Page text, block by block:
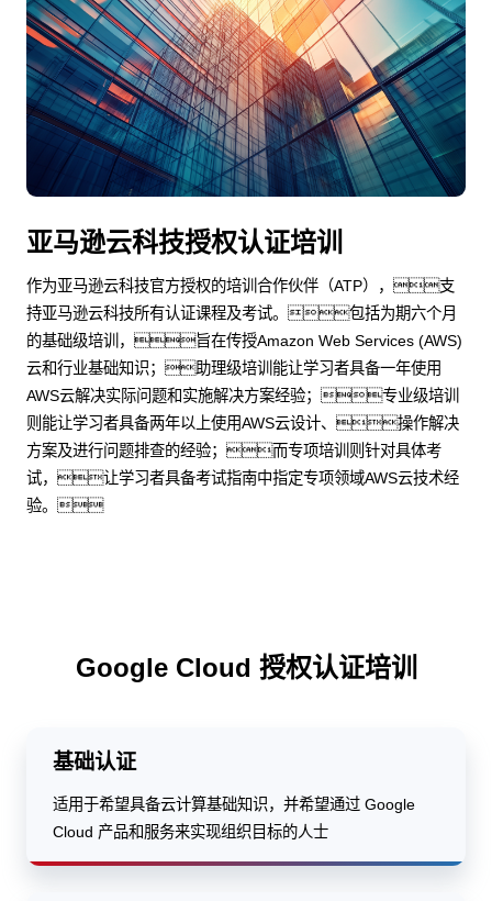
亚马逊云科技授权认证培训
作为亚马逊云科技官方授权的培训合作伙伴（ATP），支
持亚马逊云科技所有认证课程及考试。包括为期六个月
的基础级培训，旨在传授Amazon Web Services (AWS)
云和行业基础知识；助理级培训能让学习者具备一年使用
AWS云解决实际问题和实施解决方案经验；专业级培训
则能让学习者具备两年以上使用AWS云设计、操作解决
方案及进行问题排查的经验；而专项培训则针对具体考
试，让学习者具备考试指南中指定专项领域AWS云技术经
验。
Google Cloud 授权认证培训
基础认证
适用于希望具备云计算基础知识，并希望通过 Google
Cloud 产品和服务来实现组织目标的人士